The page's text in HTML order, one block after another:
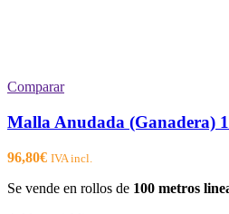
Comparar
Malla Anudada (Ganadera)
96,80€ IVA incl.
Se vende en rollos de 100 metros